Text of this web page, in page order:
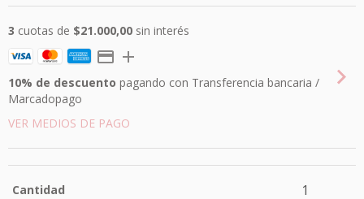
3 cuotas de $21.000,00 sin interés
10% de descuento pagando con Transferencia bancaria /
Marcadopago
VER MEDIOS DE PAGO
Cantidad